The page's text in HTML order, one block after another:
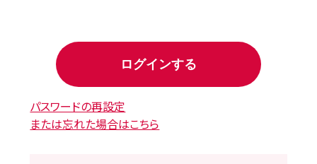
パスワードの再設定
または忘れた場合はこちら